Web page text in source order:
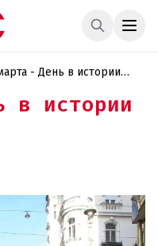
- День в истории
в истории